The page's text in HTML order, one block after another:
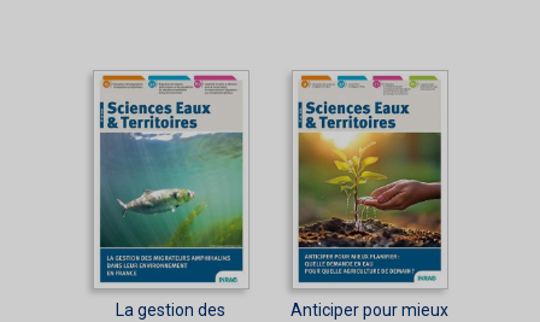
La gestion des
Anticiper pour mieux